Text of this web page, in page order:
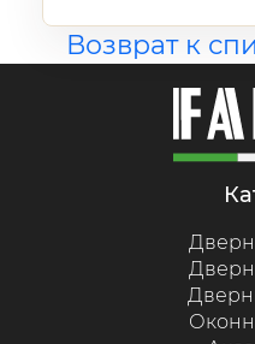
Возврат к